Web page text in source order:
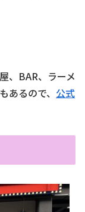
、BAR、ラーメ
あるので、 公式